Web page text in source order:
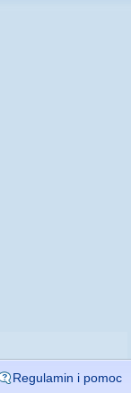
Regulamin i pomoc